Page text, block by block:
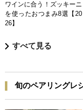
ワインに合う！ズッキーニ
を使ったおつまみ8選【20
26】
すべて見る
旬のペアリングレ